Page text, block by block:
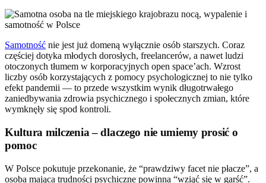
Samotność nie jest już domeną wyłącznie osób starszych. Coraz
częściej dotyka młodych dorosłych, freelancerów, a nawet ludzi
otoczonych tłumem w korporacyjnych open space’ach. Wzrost
liczby osób korzystających z pomocy psychologicznej to nie tylko
efekt pandemii — to przede wszystkim wynik długotrwałego
zaniedbywania zdrowia psychicznego i społecznych zmian, które
wymknęły się spod kontroli.
Kultura milczenia – dlaczego nie umiemy prosić o
pomoc
W Polsce pokutuje przekonanie, że “prawdziwy facet nie płacze”, a
osoba mająca trudności psychiczne powinna “wziąć się w garść”.